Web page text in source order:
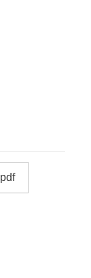
pdf